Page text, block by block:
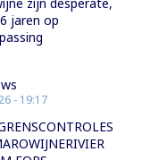
jaren op
- 19:17